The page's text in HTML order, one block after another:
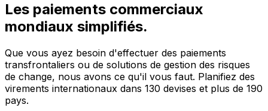
Les paiements commerciaux
mondiaux simplifiés.
Que vous ayez besoin d'effectuer des paiements
transfrontaliers ou de solutions de gestion des risques
de change, nous avons ce qu'il vous faut. Planifiez des
virements internationaux dans 130 devises et plus de 190
pays.